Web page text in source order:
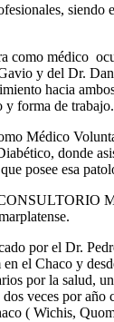
siendo
como médico
y del Dr.
hacia
y forma de trabajo.
Médico
donde
posee esa
por el Dr.
el Chaco y
por la salud,
veces por año
( Wichis,